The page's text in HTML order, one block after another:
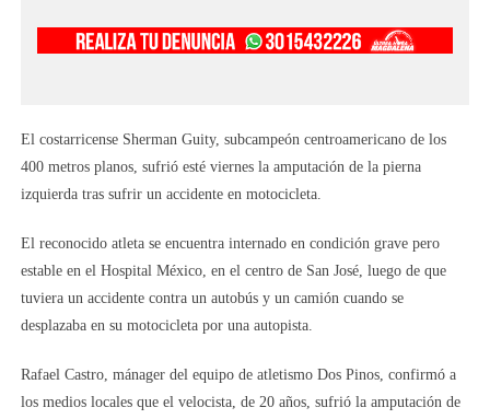
El costarricense Sherman Guity, subcampeón centroamericano de los
400 metros planos, sufrió esté viernes la amputación de la pierna
izquierda tras sufrir un accidente en motocicleta.
El reconocido atleta se encuentra internado en condición grave pero
estable en el Hospital México, en el centro de San José, luego de que
tuviera un accidente contra un autobús y un camión cuando se
desplazaba en su motocicleta por una autopista.
Rafael Castro, mánager del equipo de atletismo Dos Pinos, confirmó a
los medios locales que el velocista, de 20 años, sufrió la amputación de